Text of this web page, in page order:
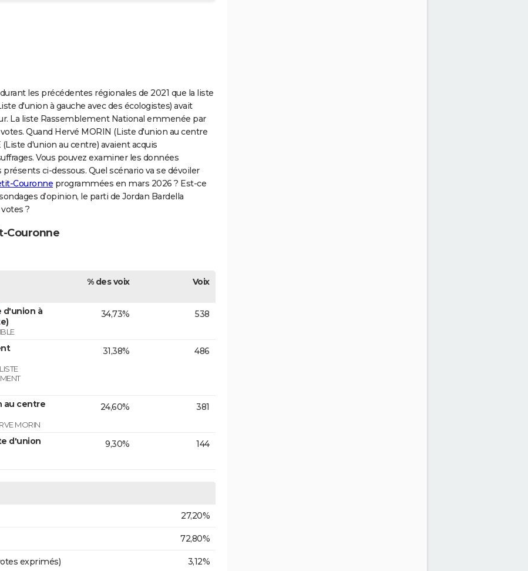
les précédentes régionales de 2021 que la liste
d'union à gauche avec des écologistes) avait
La liste Rassemblement National emmenée par
Quand Hervé MORIN (Liste d'union au centre
d'union au centre) avaient acquis
Vous pouvez examiner les données
ci-dessous. Quel scénario va se dévoiler
Couronne programmées en mars 2026 ? Est-ce
d’opinion, le parti de Jordan Bardella
?
Couronne
% des voix Voix
d'union à
34,73% 538
31,38% 486
au centre
MORIN
24,60% 381
d'union
9,30% 144
27,20%
72,80%
exprimés) 3,12%